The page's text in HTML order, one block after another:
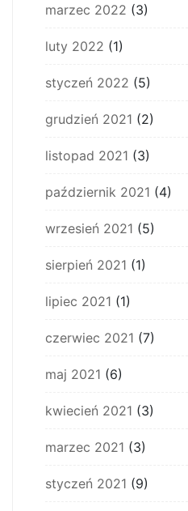
marzec 2022 (3)
luty 2022 (1)
styczeń 2022 (5)
grudzień 2021 (2)
listopad 2021 (3)
październik 2021 (4)
wrzesień 2021 (5)
sierpień 2021 (1)
lipiec 2021 (1)
czerwiec 2021 (7)
maj 2021 (6)
kwiecień 2021 (3)
marzec 2021 (3)
styczeń 2021 (9)